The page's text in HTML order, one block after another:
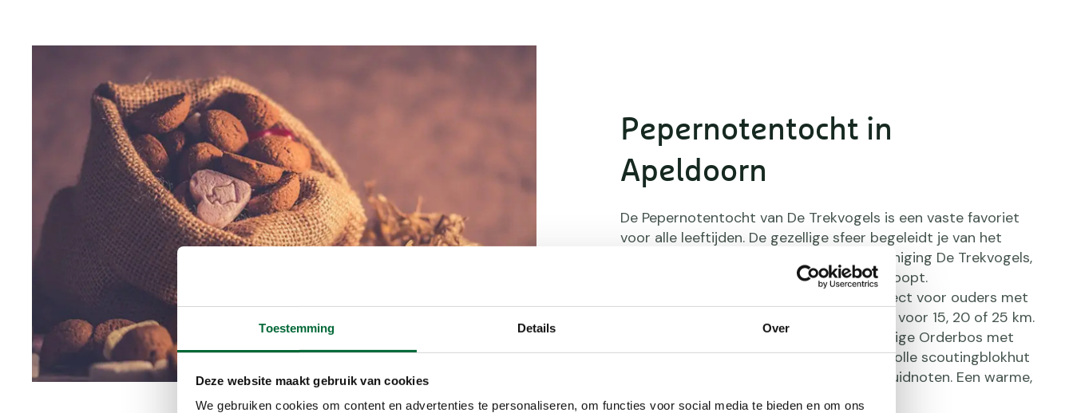
Toestemming Details Over
Deze website maakt gebruik van cookies
We gebruiken cookies om content en advertenties te personaliseren, om functies voor social media te bieden en om ons
Pepernotentocht in
Apeldoorn
De Pepernotentocht van De Trekvogels is een vaste favoriet
voor alle leeftijden. De gezellige sfeer begeleidt je van het
clubhuis van de Apeldoornse Wandelvereniging De Trekvogels,
waarna je richting het Westenenkerpark loopt.
De korte afstanden (5 en 10 km) zijn perfect voor ouders met
kinderen. Wie meer uitdaging zoekt, kiest voor 15, 20 of 25 km.
Onderweg wandel je door het heuvelachtige Orderbos met
beukenlanen, heideveldjes en langs sfeervolle scoutingblokhut
waar Sint en de Pieten klaarstaan met kruidnoten. Een warme,
laagdrempelige wandeltocht.